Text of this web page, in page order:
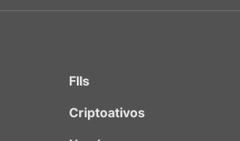
FIIs
Criptoativos